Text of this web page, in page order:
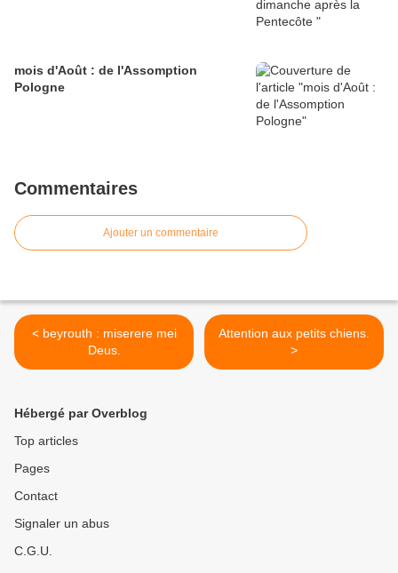
mois d'Août : de l'Assomption
Pologne
Commentaires
Ajouter un commentaire
< beyrouth : miserere mei
Deus.
Attention aux petits chiens.
>
Hébergé par Overblog
Top articles
Pages
Contact
Signaler un abus
C.G.U.